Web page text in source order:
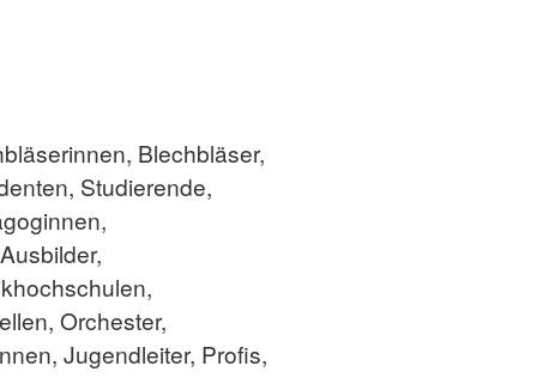
Blechbläser,
Studierende,
Orchester,
Jugendleiter, Profis,